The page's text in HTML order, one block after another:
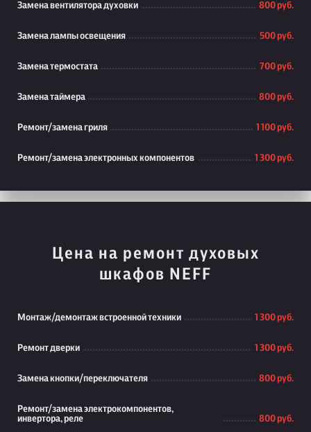
Замена вентилятора духовки 800 руб.
Замена лампы освещения 500 руб.
Замена термостата 700 руб.
Замена таймера 800 руб.
Ремонт/замена гриля 1 100 руб.
Ремонт/замена электронных компонентов 1 300 руб.
Цена на ремонт духовых
шкафов NEFF
Монтаж/демонтаж встроенной техники 1 300 руб.
Ремонт дверки 1 300 руб.
Замена кнопки/переключателя 800 руб.
Ремонт/замена электрокомпонентов,
инвертора, реле
800 руб.